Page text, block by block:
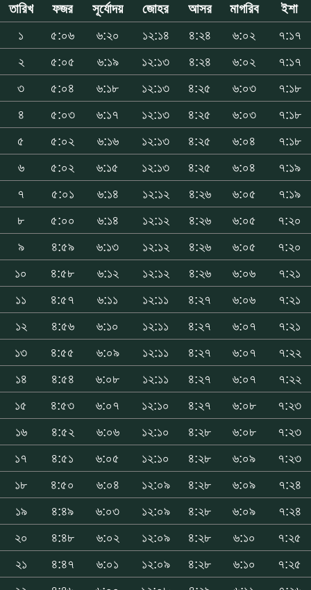
তারিখ ফজর সূর্যোদয় জোহর আসর মাগরিব
ইশা
১
৫:০৬ ৬:২০ ১২:১৪ ৪:২৪ ৬:০২
৭:১৭
২
৫:০৫ ৬:১৯ ১২:১৩ ৪:২৪ ৬:০২
৭:১৭
৩
৫:০৪ ৬:১৮ ১২:১৩ ৪:২৫ ৬:০৩
৭:১৮
৪
৫:০৩ ৬:১৭ ১২:১৩ ৪:২৫ ৬:০৩
৭:১৮
৫
৫:০২ ৬:১৬ ১২:১৩ ৪:২৫ ৬:০৪
৭:১৮
৬
৫:০২ ৬:১৫ ১২:১৩ ৪:২৫ ৬:০৪
৭:১৯
৭
৫:০১ ৬:১৪ ১২:১২ ৪:২৬ ৬:০৫
৭:১৯
৮
৫:০০ ৬:১৪ ১২:১২ ৪:২৬ ৬:০৫
৭:২০
৯
৪:৫৯ ৬:১৩ ১২:১২ ৪:২৬ ৬:০৫
৭:২০
১০
৪:৫৮ ৬:১২ ১২:১২ ৪:২৬ ৬:০৬
৭:২১
১১
৪:৫৭ ৬:১১ ১২:১১ ৪:২৭ ৬:০৬
৭:২১
১২
৪:৫৬ ৬:১০ ১২:১১ ৪:২৭ ৬:০৭
৭:২১
১৩
৪:৫৫ ৬:০৯ ১২:১১ ৪:২৭ ৬:০৭
৭:২২
১৪
৪:৫৪ ৬:০৮ ১২:১১ ৪:২৭ ৬:০৭
৭:২২
১৫
৪:৫৩ ৬:০৭ ১২:১০ ৪:২৭ ৬:০৮
৭:২৩
১৬
৪:৫২ ৬:০৬ ১২:১০ ৪:২৮ ৬:০৮
৭:২৩
১৭
৪:৫১ ৬:০৫ ১২:১০ ৪:২৮ ৬:০৯
৭:২৩
১৮
৪:৫০ ৬:০৪ ১২:০৯ ৪:২৮ ৬:০৯
৭:২৪
১৯
৪:৪৯ ৬:০৩ ১২:০৯ ৪:২৮ ৬:০৯
৭:২৪
২০
৪:৪৮ ৬:০২ ১২:০৯ ৪:২৮ ৬:১০
৭:২৫
২১
৪:৪৭ ৬:০১ ১২:০৯ ৪:২৮ ৬:১০
৭:২৫